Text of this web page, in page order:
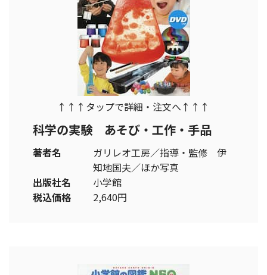
↑↑↑タップで詳細・注文へ↑↑↑
科学の実験 あそび・工作・手品
著者名
ガリレオ工房／指導・監修 伊
知地国夫／ほか写真
出版社名
小学館
税込価格
2,640円